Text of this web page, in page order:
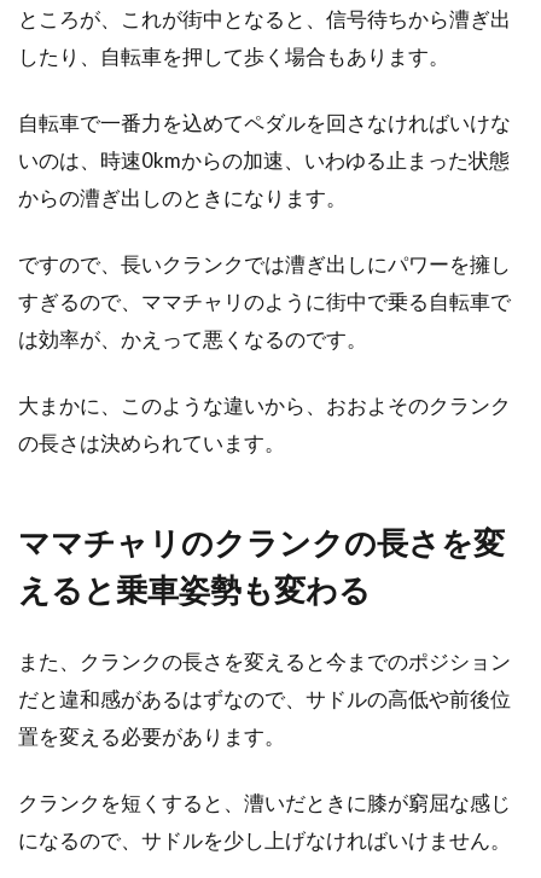
ジ的には...
自転車のフロントブレーキのパッド
を自力で交換する方法！
フロントブレーキの交換時期がやってきます。
自転車店...
自転車のスポークの組み方は一つじ
ゃない！？
しかしママチャリ...
英国発祥のレイノルズ！そのホイー
ル・アサルトの魅力に迫る
中に数多く存在します。「レイノルズ」も、ホ
イールメ...
ところが、これが街中となると、信号待ちから漕ぎ出
したり、自転車を押して歩く場合もあります。
自転車で一番力を込めてペダルを回さなければいけな
いのは、時速0kmからの加速、いわゆる止まった状態
からの漕ぎ出しのときになります。
ですので、長いクランクでは漕ぎ出しにパワーを擁し
すぎるので、ママチャリのように街中で乗る自転車で
は効率が、かえって悪くなるのです。
大まかに、このような違いから、おおよそのクランク
の長さは決められています。
ママチャリのクランクの長さを変
えると乗車姿勢も変わる
また、クランクの長さを変えると今までのポジション
だと違和感があるはずなので、サドルの高低や前後位
置を変える必要があります。
クランクを短くすると、漕いだときに膝が窮屈な感じ
になるので、サドルを少し上げなければいけません。